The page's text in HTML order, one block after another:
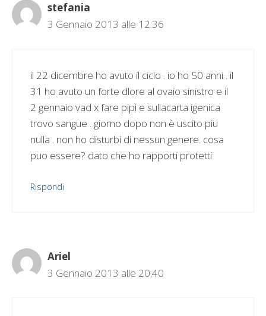
stefania
3 Gennaio 2013 alle 12:36
il 22 dicembre ho avuto il ciclo . io ho 50 anni . il
31 ho avuto un forte dlore al ovaio sinistro e il
2 gennaio vad x fare pipì e sullacarta igenica
trovo sangue . giorno dopo non è uscito piu
nulla . non ho disturbi di nessun genere. cosa
puo essere? dato che ho rapporti protetti
Rispondi
Ariel
3 Gennaio 2013 alle 20:40